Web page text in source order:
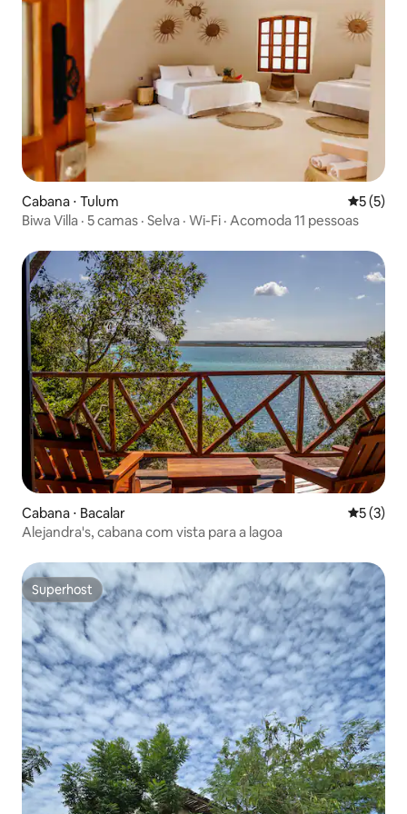
Cabana ⋅ Tulum 5 de
5 (5)
Biwa Villa · 5 camas · Selva · Wi-Fi · Acomoda 11 pessoas
Cabana ⋅ Bacalar 5 de
5 (3)
Alejandra's, cabana com vista para a lagoa
Superhost
Superhost